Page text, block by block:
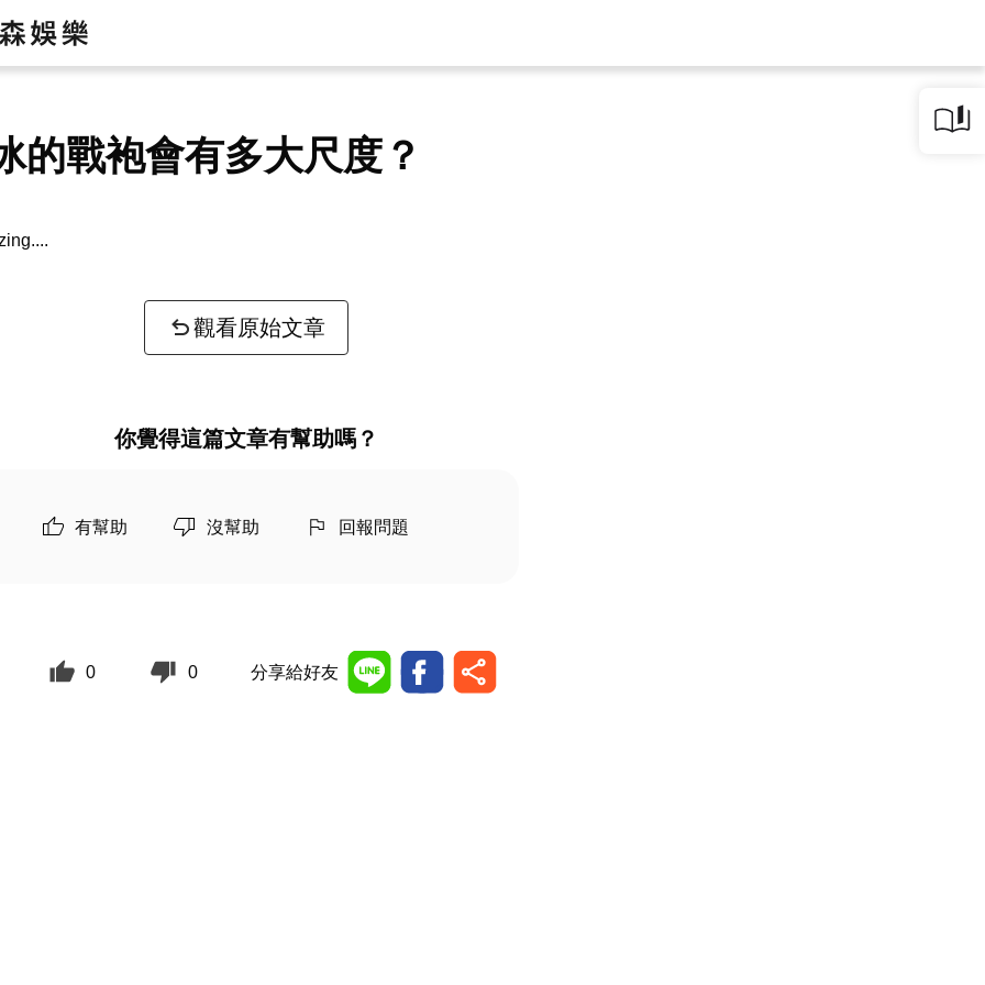
的戰袍會有多大尺度？
觀看原始文章
你覺得這篇文章有幫助嗎？
有幫助 沒幫助 回報問題
0 0 分享給好友